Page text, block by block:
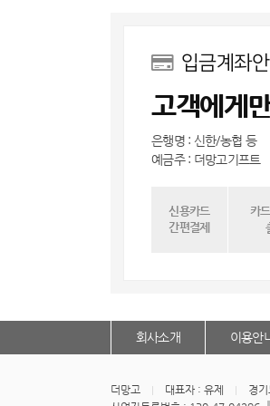
입금계좌
고객에게
은행명 : 신한/농협 등
예금주 : 더망고기프트
신용카드
간편결제
카
회사소개 이용안
더망고 대표자 : 유제
경